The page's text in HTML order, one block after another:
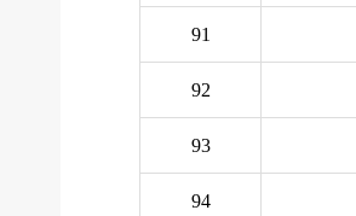
91
92
93
94